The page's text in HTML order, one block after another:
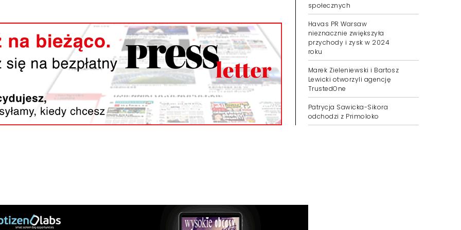
społecznych
Havas PR Warsaw
nieznacznie zwiększyła
przychody i zysk w 2024
roku
Marek Zieleniewski i Bartosz
Lewicki otworzyli agencję
TrustedOne
Patrycja Sawicka-Sikora
odchodzi z Primoloko